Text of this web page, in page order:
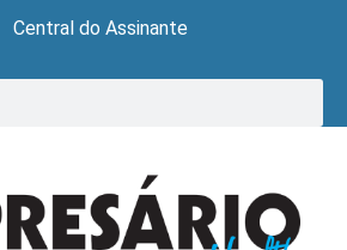
Central do Assinante